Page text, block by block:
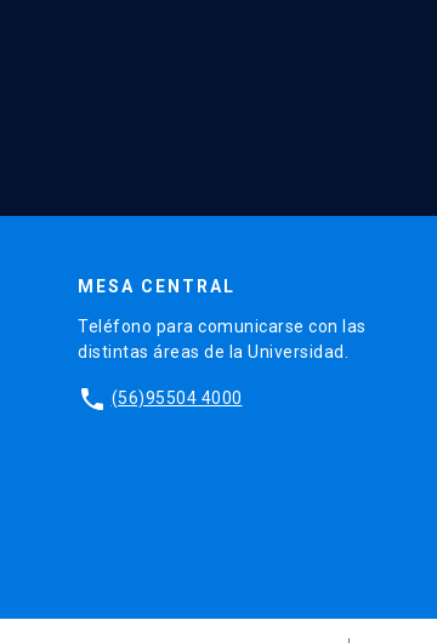
MESA CENTRAL
Teléfono para comunicarse con las
distintas áreas de la Universidad.
phone (56)95504 4000